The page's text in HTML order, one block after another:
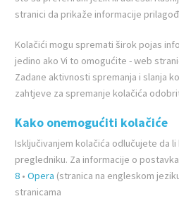
isključiti u svojim pretraživačkim
neće normalno funkcionirati ako
osobne podatke
kako bi (i) odgovorili na vaše
serverima. Vaše ćemo
na korištenje
otkriveni od strane Aquaestil Plus
kontaktirani u marketinške svrhe
ili ustupanja podataka trećim
stranici da prikaže informacije
Kolačići mogu spremati širok pojas
jedino ako Vi to omogućite - web
Zadane aktivnosti spremanja i slanja
zahtjeve za spremanje kolačića
Kako onemogućiti kolačiće
Isključivanjem kolačića odlučujete da
pregledniku. Za informacije o
8 •Opera (stranica na engleskom
stranicama